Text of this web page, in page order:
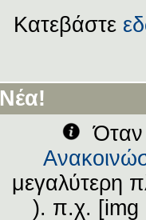
Κατεβάστε
Νέα!
Όταν
μεγαλύτερη
). π.χ. [img